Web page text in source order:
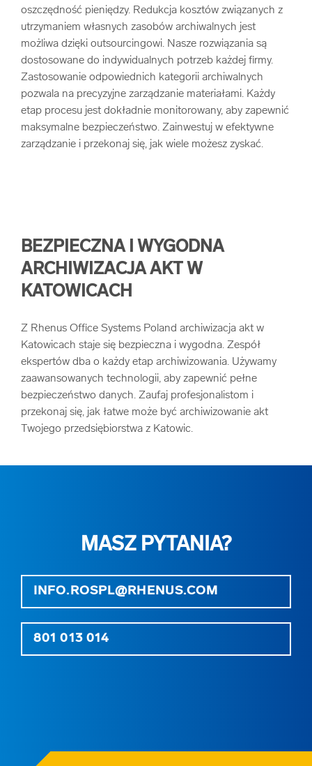
oszczędność pieniędzy. Redukcja kosztów związanych z
utrzymaniem własnych zasobów archiwalnych jest
możliwa dzięki outsourcingowi. Nasze rozwiązania są
dostosowane do indywidualnych potrzeb każdej firmy.
Zastosowanie odpowiednich kategorii archiwalnych
pozwala na precyzyjne zarządzanie materiałami. Każdy
etap procesu jest dokładnie monitorowany, aby zapewnić
maksymalne bezpieczeństwo. Zainwestuj w efektywne
zarządzanie i przekonaj się, jak wiele możesz zyskać.
BEZPIECZNA I WYGODNA
ARCHIWIZACJA AKT W
KATOWICACH
Z Rhenus Office Systems Poland archiwizacja akt w
Katowicach staje się bezpieczna i wygodna. Zespół
ekspertów dba o każdy etap archiwizowania. Używamy
zaawansowanych technologii, aby zapewnić pełne
bezpieczeństwo danych. Zaufaj profesjonalistom i
przekonaj się, jak łatwe może być archiwizowanie akt
Twojego przedsiębiorstwa z Katowic.
MASZ PYTANIA?
INFO.ROSPL@RHENUS.COM
801 013 014